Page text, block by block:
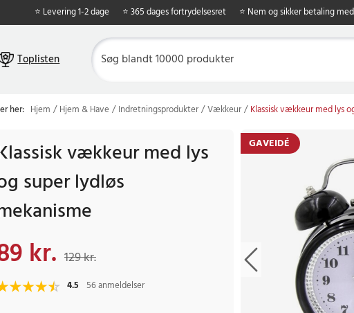
⭐ Levering 1-2 dage ⭐ 365 dages fortrydelsesret ⭐ Nem og sikker betaling
Toplisten
her: Hjem Hjem & Have Indretningsprodukter Vækkeur Klassisk vækkeur med lys
GAVEIDÉ
vækkeur med lys
super lydløs
pris
kr. 129 kr.
4.5 56 anmeldelser